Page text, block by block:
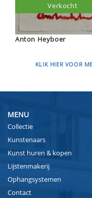
Anton Heyboer
Verkocht
KLIK HIER VOOR
MENU
Collectie
Kunstenaars
Kunst huren & kopen
Lijstenmakerij
Ophangsystemen
Contact